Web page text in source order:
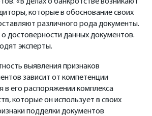
которые в обоснование своих
различного рода документы.
о достоверности данных документов.
эксперты.
выявления признаков
зависит от компетенции
в его распоряжении комплекса
которые он использует в своих
подделки документов